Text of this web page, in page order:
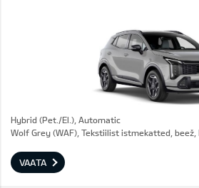
Hybrid (Pet./El.), Automatic
Wolf Grey (WAF), Tekstiilist istmekatted, beež,
VAATA